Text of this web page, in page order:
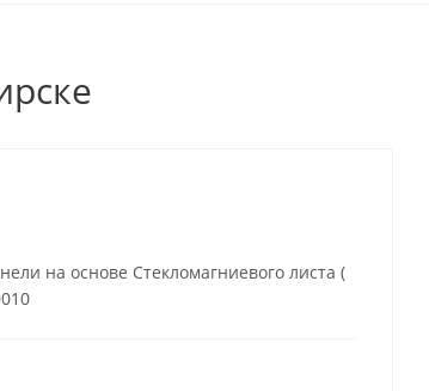
на основе Стекломагниевого листа (